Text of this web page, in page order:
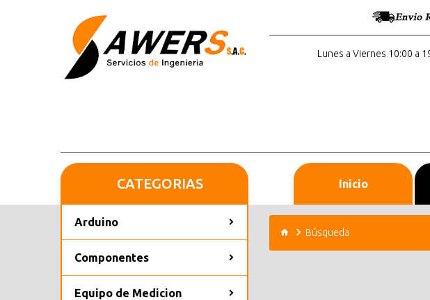
Lunes a Viernes 10:00 a
Inicio
CATEGORIAS
Arduino
Componentes
Equipo de Medicion
Búsqueda